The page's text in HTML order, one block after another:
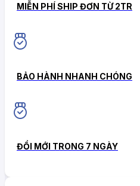
MIỄN PHÍ SHIP ĐƠN TỪ 2TR
BẢO HÀNH NHANH CHÓNG
ĐỔI MỚI TRONG 7 NGÀY